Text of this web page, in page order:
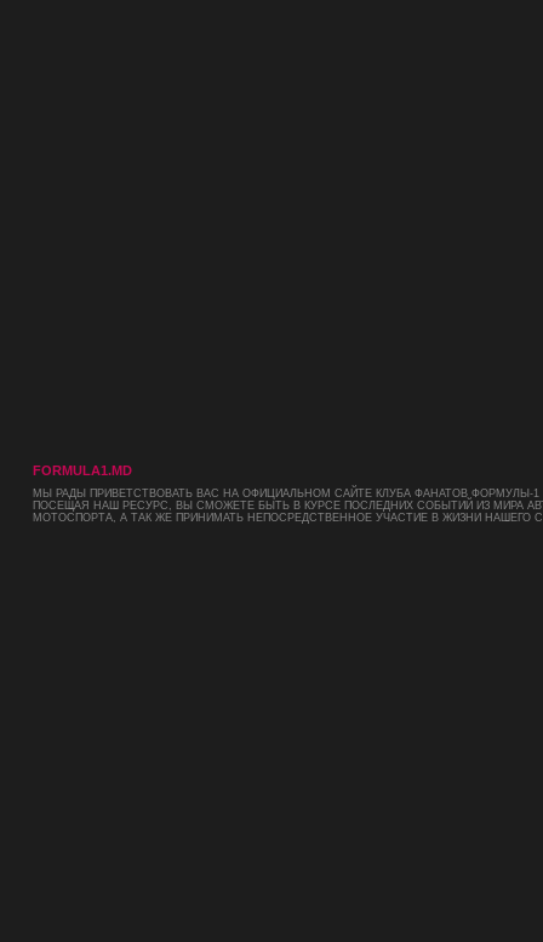
FORMULA1.MD
МЫ РАДЫ ПРИВЕТСТВОВАТЬ ВАС НА ОФИЦИАЛЬНОМ САЙТЕ КЛУБА ФАНАТОВ ФОРМУЛЫ-
ПОСЕЩАЯ НАШ РЕСУРС, ВЫ СМОЖЕТЕ БЫТЬ В КУРСЕ ПОСЛЕДНИХ СОБЫТИЙ ИЗ МИРА
МОТОСПОРТА, А ТАК ЖЕ ПРИНИМАТЬ НЕПОСРЕДСТВЕННОЕ УЧАСТИЕ В ЖИЗНИ НАШЕГО